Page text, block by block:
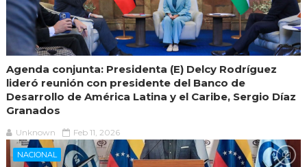
Agenda conjunta: Presidenta (E) Delcy Rodríguez
lideró reunión con presidente del Banco de
Desarrollo de América Latina y el Caribe, Sergio Díaz
Granados
Unknown Feb 11, 2026
NACIONAL